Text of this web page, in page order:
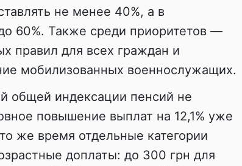
не менее 40%, а в
60%. Также среди приоритетов —
правил для всех граждан и
мобилизованных военнослужащих.
общей индексации пенсий не
повышение выплат на 12,1% уже
же время отдельные категории
доплаты: до 300 грн для